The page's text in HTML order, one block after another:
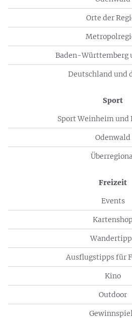
Orte der
Baden-Württemberg
Deutschland und
Sport
Sport Weinheim und
Odenwald
Freizeit
Events
Kartenshop
Ausflugstipps für
Kino
Outdoor